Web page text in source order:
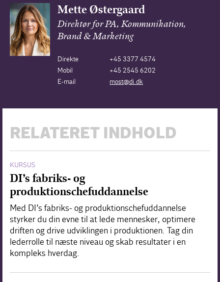
Mette Østergaard
Direktør for PA, Kommunikation,
Brand & Marketing
Direkte
+45 3377 4574
Mobil
+45 2545 6202
E-mail
most@di.dk
RELATERET INDHOLD
KURSUS
DI’s fabriks- og
produktionschefuddannelse
Med DI’s fabriks- og produktionschefuddannelse
styrker du din evne til at lede mennesker, optimere
driften og drive udviklingen i produktionen. Tag din
lederrolle til næste niveau og skab resultater i en
kompleks hverdag.